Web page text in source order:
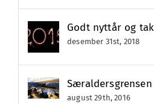
Godt nyttår og
desember 31st, 2018
Særaldersgrensen
august 29th, 2016